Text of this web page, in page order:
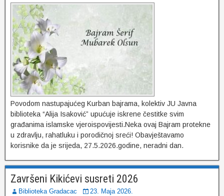
Povodom nastupajućeg Kurban bajrama, kolektiv JU Javna
biblioteka “Alija Isaković” upućuje iskrene čestitke svim
građanima islamske vjeroispovijesti.Neka ovaj Bajram protekne
u zdravlju, rahatluku i porodičnoj sreći! Obavještavamo
korisnike da je srijeda, 27.5.2026.godine, neradni dan.
Završeni Kikićevi susreti 2026
Biblioteka Gradacac
23. Maja 2026.